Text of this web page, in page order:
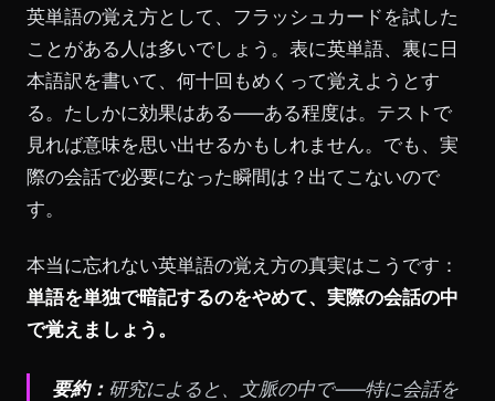
英単語の覚え方として、フラッシュカードを試した
ことがある人は多いでしょう。表に英単語、裏に日
本語訳を書いて、何十回もめくって覚えようとす
る。たしかに効果はある——ある程度は。テストで
見れば意味を思い出せるかもしれません。でも、実
際の会話で必要になった瞬間は？出てこないので
す。
本当に忘れない英単語の覚え方の真実はこうです：
単語を単独で暗記するのをやめて、実際の会話の中
で覚えましょう。
要約： 研究によると、文脈の中で——特に会話を